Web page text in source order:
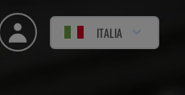
ITALIA